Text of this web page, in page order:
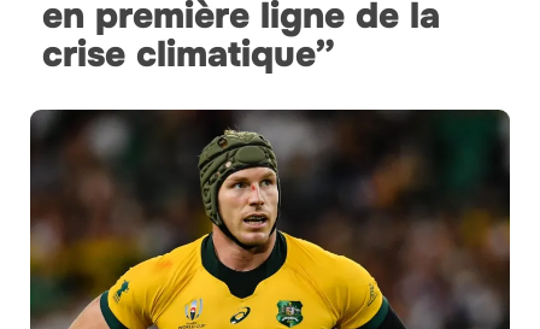
en première ligne de la
crise climatique”